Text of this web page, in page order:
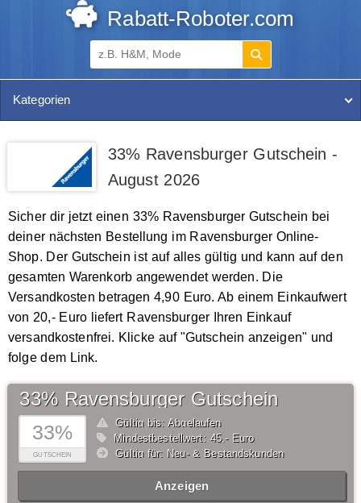
Rabatt-Roboter.com
Kategorien
33% Ravensburger Gutschein -
August 2026
Sicher dir jetzt einen 33% Ravensburger Gutschein bei
deiner nächsten Bestellung im Ravensburger Online-
Shop. Der Gutschein ist auf alles gültig und kann auf den
gesamten Warenkorb angewendet werden. Die
Versandkosten betragen 4,90 Euro. Ab einem Einkaufwert
von 20,- Euro liefert Ravensburger Ihren Einkauf
versandkostenfrei. Klicke auf "Gutschein anzeigen" und
folge dem Link.
33%
GUTSCHEIN
33% Ravensburger Gutschein
Gültig bis: Abgelaufen
Mindestbestellwert: 45,- Euro
Gültig für: Neu- & Bestandskunden
Anzeigen